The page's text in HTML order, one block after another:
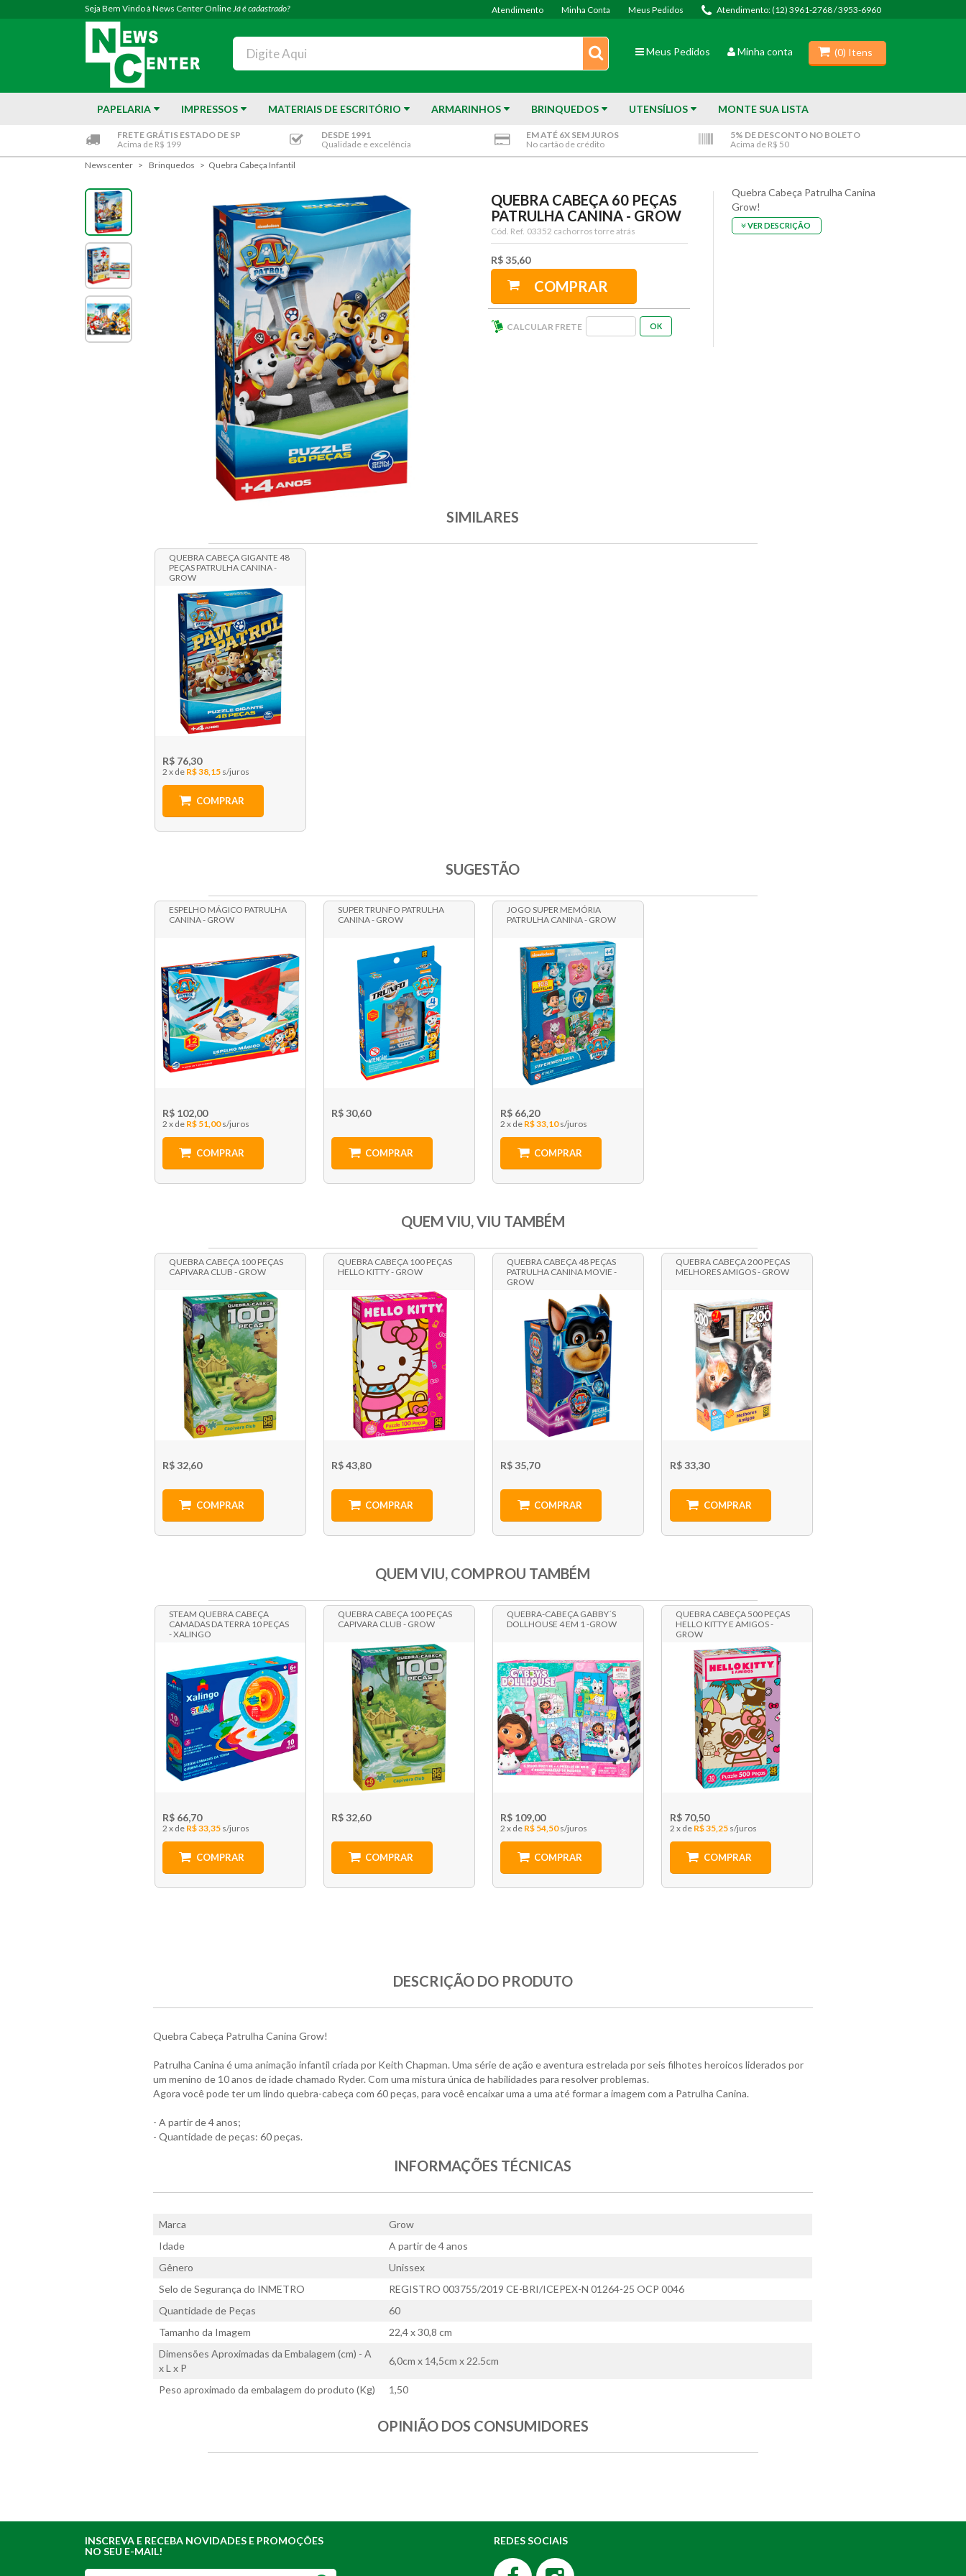
Seja Bem Vindo à News Center OnlineJá é cadastrado? Atendimento Minha Conta Meus Pedidos Atendimento: (12) 3961-2768 / 3953-6960
Meus Pedidos Minha conta (0) Itens
PAPELARIA IMPRESSOS MATERIAIS DE ESCRITÓRIO ARMARINHOS BRINQUEDOS UTENSÍLIOS MONTE SUA LISTA
FRETE GRÁTIS ESTADO DE SP
Acima de R$ 199
DESDE 1991
Qualidade e excelência
EM ATÉ 6X SEM JUROS
No cartão de crédito
5% DE DESCONTO NO BOLETO
Acima de R$ 50
(0) Itens
Newscenter Brinquedos Quebra Cabeça Infantil
QUEBRA CABEÇA 60 PEÇAS
PATRULHA CANINA - GROW
Cód. Ref. 03352 cachorros torre atrás
R$ 35,60
COMPRAR
Quebra Cabeça Patrulha Canina
Grow!
VER DESCRIÇÃO
SIMILARES
QUEBRA CABEÇA GIGANTE 48
PEÇAS PATRULHA CANINA -
GROW
R$ 76,30
2 x R$ 38,15
COMPRAR
SUGESTÃO
ESPELHO MÁGICO PATRULHA
CANINA - GROW
R$ 102,00
2 x R$ 51,00
COMPRAR
SUPER TRUNFO PATRULHA
CANINA - GROW
R$ 30,60
COMPRAR
JOGO SUPER MEMÓRIA
PATRULHA CANINA - GROW
R$ 66,20
2 x R$ 33,10
COMPRAR
QUEM VIU, VIU TAMBÉM
QUEBRA CABEÇA 100 PEÇAS
CAPIVARA CLUB - GROW
R$ 32,60
COMPRAR
QUEBRA CABEÇA 100 PEÇAS
HELLO KITTY - GROW
R$ 43,80
COMPRAR
QUEBRA CABEÇA 48 PEÇAS
PATRULHA CANINA MOVIE -
GROW
R$ 35,70
COMPRAR
QUEBRA CABEÇA 200 PEÇAS
MELHORES AMIGOS - GROW
R$ 33,30
COMPRAR
QUEM VIU, COMPROU TAMBÉM
STEAM QUEBRA CABEÇA
CAMADAS DA TERRA 10 PEÇAS
- XALINGO
R$ 66,70
2 x R$ 33,35
COMPRAR
QUEBRA CABEÇA 100 PEÇAS
CAPIVARA CLUB - GROW
R$ 32,60
COMPRAR
QUEBRA-CABEÇA GABBY´S
DOLLHOUSE 4 EM 1 -GROW
R$ 109,00
2 x R$ 54,50
COMPRAR
QUEBRA CABEÇA 500 PEÇAS
HELLO KITTY E AMIGOS -
GROW
R$ 70,50
2 x R$ 35,25
COMPRAR
DESCRIÇÃO DO PRODUTO
Quebra Cabeça Patrulha Canina Grow!
Patrulha Canina é uma animação infantil criada por Keith Chapman. Uma série de ação e aventura estrelada por seis filhotes heroicos liderados por
um menino de 10 anos de idade chamado Ryder. Com uma mistura única de habilidades para resolver problemas.
Agora você pode ter um lindo quebra-cabeça com 60 peças, para você encaixar uma a uma até formar a imagem com a Patrulha Canina.
- A partir de 4 anos;
- Quantidade de peças: 60 peças.
INFORMAÇÕES TÉCNICAS
Marca
Grow
Idade
A partir de 4 anos
Gênero
Unissex
Selo de Segurança do INMETRO
REGISTRO 003755/2019 CE-BRI/ICEPEX-N 01264-25 OCP 0046
Quantidade de Peças
60
Tamanho da Imagem
22,4 x 30,8 cm
Dimensões Aproximadas da Embalagem (cm) - A
x L x P
6,0cm x 14,5cm x 22.5cm
Peso aproximado da embalagem do produto (Kg) 1,50
OPINIÃO DOS CONSUMIDORES
INSCREVA E RECEBA NOVIDADES E PROMOÇÕES
NO SEU E-MAIL!
REDES SOCIAIS